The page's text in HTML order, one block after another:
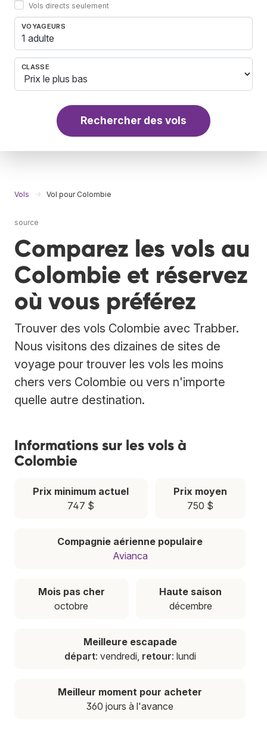
Vols directs seulement
VOYAGEURS
1 adulte
CLASSE
Rechercher des vols
Vols Vol pour Colombie
source
Comparez les vols au
Colombie et réservez
où vous préférez
Trouver des vols Colombie avec Trabber.
Nous visitons des dizaines de sites de
voyage pour trouver les vols les moins
chers vers Colombie ou vers n'importe
quelle autre destination.
Informations sur les vols à
Colombie
Prix minimum actuel
747 $
Prix moyen
750 $
Compagnie aérienne populaire
Avianca
Mois pas cher
octobre
Haute saison
décembre
Meilleure escapade
départ: vendredi, retour: lundi
Meilleur moment pour acheter
360 jours à l'avance